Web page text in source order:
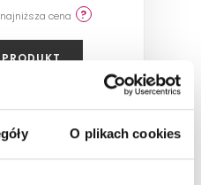
O plikach cookies
cena
zamówienie